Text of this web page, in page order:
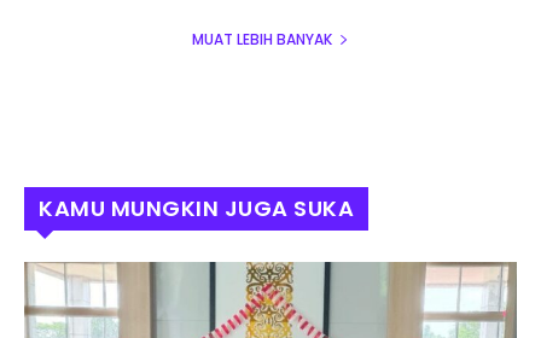
MUAT LEBIH BANYAK
KAMU MUNGKIN JUGA SUKA